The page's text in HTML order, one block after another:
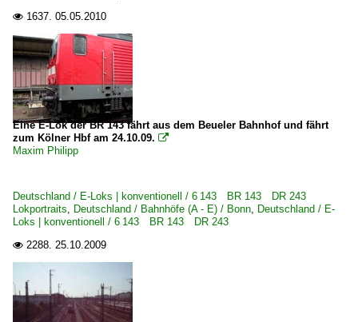
 1637. 05.05.2010
Eine E-Lok der BR 143 fährt aus dem Beueler Bahnhof und fährt
zum Kölner Hbf am 24.10.09. 
Maxim Philipp
Deutschland / E-Loks | konventionell / 6 143 BR 143 DR 243
Lokportraits, Deutschland / Bahnhöfe (A - E) / Bonn, Deutschland / E-
Loks | konventionell / 6 143 BR 143 DR 243
 2288. 25.10.2009